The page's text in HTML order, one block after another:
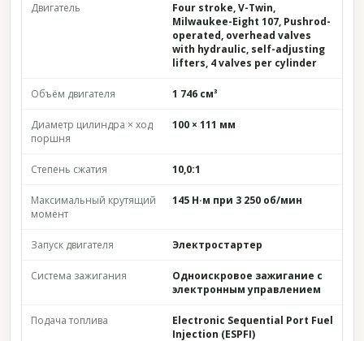
Двигатель
Four stroke, V-Twin,
Milwaukee-Eight 107, Pushrod-
operated, overhead valves
with hydraulic, self-adjusting
lifters, 4 valves per cylinder
Объём двигателя 1 746 см³
Диаметр цилиндра × ход
поршня
100 × 111 мм
Степень сжатия 10,0:1
Максимальный крутящий
момент
145 Н·м при 3 250 об/мин
Запуск двигателя Электростартер
Система зажигания
Одноискровое зажигание с
электронным управлением
Подача топлива
Electronic Sequential Port Fuel
Injection (ESPFI)